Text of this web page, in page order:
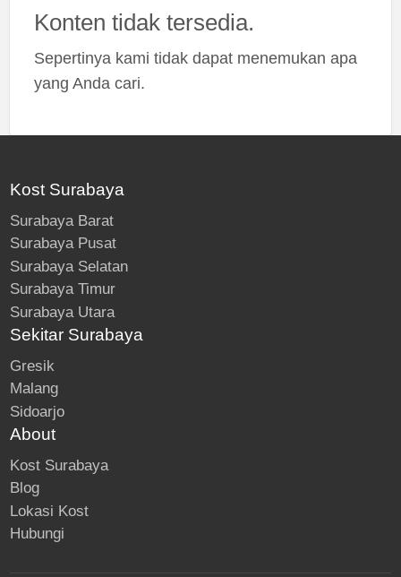
Konten tidak tersedia.
Sepertinya kami tidak dapat menemukan apa
yang Anda cari.
Kost Surabaya
Surabaya Barat
Surabaya Pusat
Surabaya Selatan
Surabaya Timur
Surabaya Utara
Sekitar Surabaya
Gresik
Malang
Sidoarjo
About
Kost Surabaya
Blog
Lokasi Kost
Hubungi